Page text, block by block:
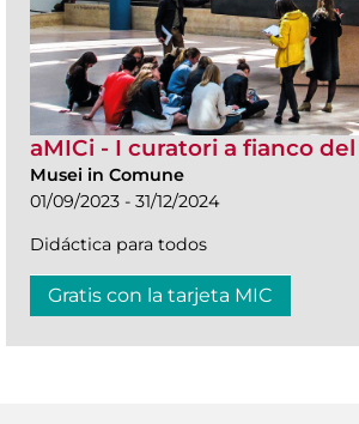
aMICi - I curatori a fianco
Musei in Comune
01/09/2023 - 31/12/2024
Didáctica para todos
Gratis con la tarjeta MIC